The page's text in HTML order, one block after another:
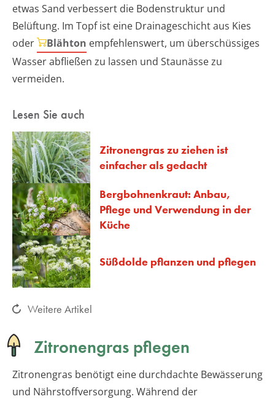
etwas Sand verbessert die Bodenstruktur und
Belüftung. Im Topf ist eine Drainageschicht aus Kies
oder
Blähton empfehlenswert, um überschüssiges
Wasser abfließen zu lassen und Staunässe zu
vermeiden.
Lesen Sie auch
Zitronengras zu ziehen ist
einfacher als gedacht
Bergbohnenkraut: Anbau,
Pflege und Verwendung in der
Küche
Süßdolde pflanzen und pflegen
Weitere Artikel
Zitronengras pflegen
Zitronengras benötigt eine durchdachte Bewässerung
und Nährstoffversorgung. Während der